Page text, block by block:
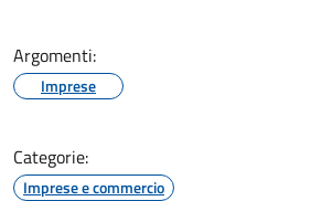
Argomenti:
Imprese
Categorie:
Imprese e commercio